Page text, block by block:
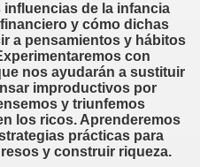
de la infancia
y cómo dichas
a pensamientos y hábitos
con
nos ayudarán a sustituir
improductivos por
y triunfemos
los ricos. Aprenderemos
prácticas para
y construir riqueza.